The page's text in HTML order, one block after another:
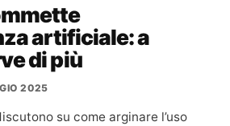
artificiale: a
di più
2025
su come arginare l’uso